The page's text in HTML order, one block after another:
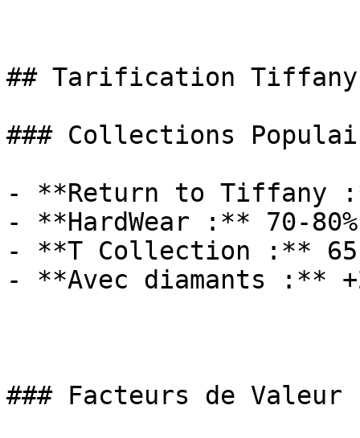
## Tarification Tiffany
### Collections
- **Return to Tiffany
- **HardWear :** 70-
- **T Collection :**
- **Avec diamants :**
### Facteurs de Valeur